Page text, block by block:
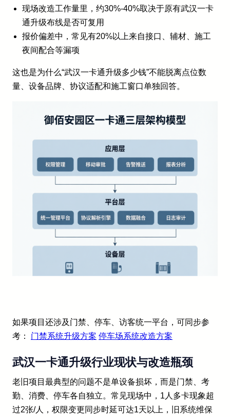
现场改造工作量里，约30%-40%取决于原有武汉一卡
通升级布线是否可复用
报价偏差中，常见有20%以上来自接口、辅材、施工
夜间配合等漏项
这也是为什么“武汉一卡通升级多少钱”不能脱离点位数
量、设备品牌、协议适配和施工窗口单独回答。
如果项目还涉及门禁、停车、访客统一平台，可同步参
考： 门禁系统升级方案 停车场系统改造方案
武汉一卡通升级行业现状与改造瓶颈
老旧项目最典型的问题不是单设备损坏，而是门禁、考
勤、消费、停车各自独立。常见现场中，1人多卡现象超
过2张/人，权限变更同步时延可达1天以上，旧系统维保